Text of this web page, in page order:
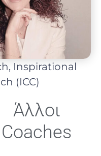
Inspirational
(ICC)
Άλλοι
Coaches